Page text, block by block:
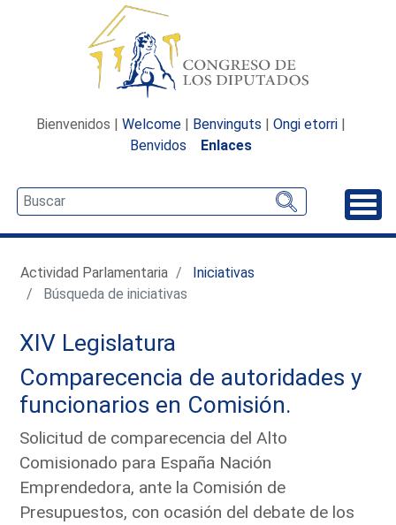
Bienvenidos | Welcome | Benvinguts | Ongi etorri |
Benvidos
Enlaces
Actividad Parlamentaria
Iniciativas
Búsqueda de iniciativas
XIV Legislatura
Comparecencia de autoridades y
funcionarios en Comisión.
Solicitud de comparecencia del Alto
Comisionado para España Nación
Emprendedora, ante la Comisión de
Presupuestos, con ocasión del debate de los